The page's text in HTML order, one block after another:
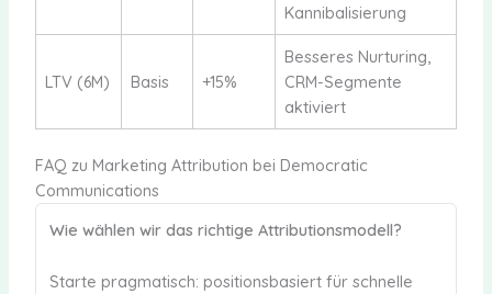
Kannibalisierung
LTV (6M) Basis +15%
Besseres Nurturing,
CRM-Segmente
aktiviert
FAQ zu Marketing Attribution bei Democratic
Communications
Wie wählen wir das richtige Attributionsmodell?
Starte pragmatisch: positionsbasiert für schnelle